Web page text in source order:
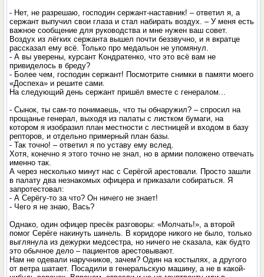
- Нет, не разрешаю, господин сержант-наставник! – ответил я, а
сержант выпучил свои глаза и стал набирать воздух. – У меня есть
важное сообщение для руководства и мне нужен ваш совет.
Воздух из лёгких сержанта вышел почти беззвучно, и я вкратце
рассказал ему всё. Только про медальон не упомянул.
- А вы уверены, курсант Кондратенко, что это всё вам не
привиделось в бреду?
- Более чем, господин сержант! Посмотрите снимки в памяти моего
«Доспеха» и решите сами.
На следующий день сержант пришёл вместе с генералом...
- Сынок, ты сам-то понимаешь, что ты обнаружил? – спросил на
прощанье генерал, выходя из палаты с листком бумаги, на
котором я изобразил план местности с лестницей и входом в базу
репторов, и отдельно примерный план базы.
- Так точно! – ответил я по уставу ему вслед.
Хотя, конечно я этого точно не знал, но в армии положено отвечать
именно так.
А через несколько минут нас с Серёгой арестовали. Просто зашли
в палату два незнакомых офицера и приказали собираться. Я
запротестовал:
- А Серёгу-то за что? Он ничего не знает!
- Чего я не знаю, Вась?
Однако, один офицер пресёк разговоры: «Молчать!», а второй
помог Серёге накинуть шинель. В коридоре никого не было, только
выглянула из дежурки медсестра, но ничего не сказала, как будто
это обычное дело – пациентов арестовывают.
Нам не одевали наручников, зачем? Один на костылях, а другого
от ветра шатает. Посадили в генеральскую машину, а не в какой-